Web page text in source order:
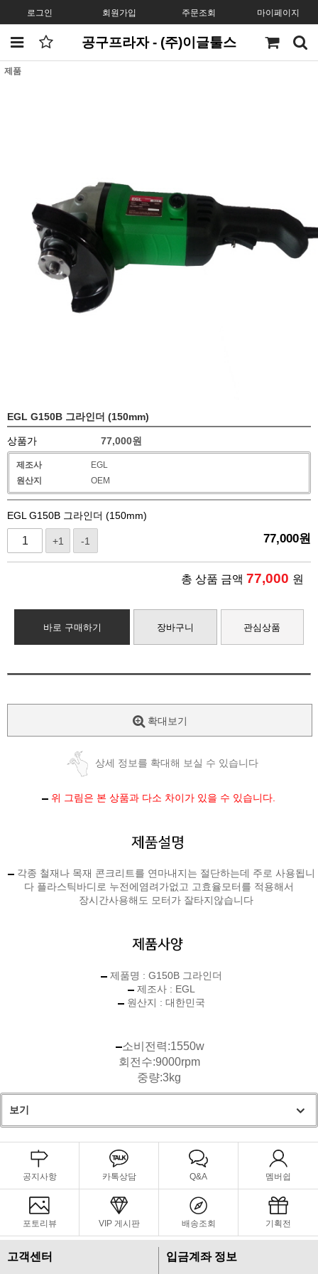
로그인 회원가입 주문조회 마이페이지
공구프라자 - (주)이글툴스
제품
EGL G150B 그라인더 (150mm)
상품가 77,000원
제조사
EGL
원산지
OEM
EGL G150B 그라인더 (150mm)
+1 -1 77,000원
총 상품 금액 77,000 원
바로 구매하기 장바구니 관심상품
확대보기
상세 정보를 확대해 보실 수 있습니다
위 그림은 본 상품과 다소 차이가 있을 수 있습니다.
각종 철재나 목재 콘크리트를 연마내지는 절단하는데 주로 사용됩니
다 플라스틱바디로 누전에염려가없고 고효율모터를 적용해서
장시간사용해도 모터가 잘타지않습니다
제품명 : G150B 그라인더
제조사 : EGL
원산지 : 대한민국
소비전력:1550w
회전수:9000rpm
중량:3kg
보기
공지사항 카톡상담 Q&A 멤버쉽
포토리뷰 VIP 게시판 배송조회 기획전
고객센터
입금계좌 정보